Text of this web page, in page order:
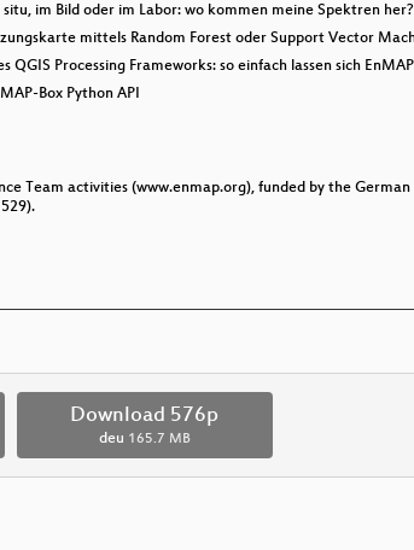
im Bild oder im Labor: wo kommen meine Spektren her?
mittels Random Forest oder Support Vector
Processing Frameworks: so einfach lassen sich
Box Python API
Team activities (www.enmap.org), funded by the
Download 576p
deu 165.7 MB